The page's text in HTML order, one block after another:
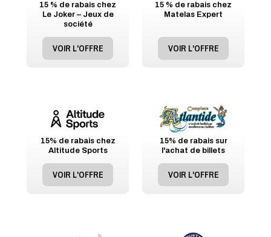
15 % de rabais chez
Le Joker – Jeux de
société
VOIR L'OFFRE
15 % de rabais chez
Matelas Expert
VOIR L'OFFRE
15% de rabais chez
Altitude Sports
VOIR L'OFFRE
15% de rabais sur
l'achat de billets
VOIR L'OFFRE